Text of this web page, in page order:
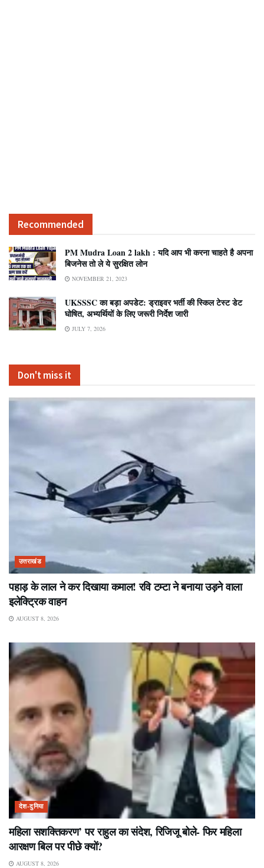
Recommended
PM Mudra Loan 2 lakh : यदि आप भी करना चाहते है अपना
बिजनेस तो ले ये सुरक्षित लोन
NOVEMBER 21, 2023
UKSSSC का बड़ा अपडेट: ड्राइवर भर्ती की स्किल टेस्ट डेट
घोषित, अभ्यर्थियों के लिए जरूरी निर्देश जारी
JULY 7, 2026
Don't miss it
उत्तराखंड
पहाड़ के लाल ने कर दिखाया कमाल! रवि टम्टा ने बनाया उड़ने वाला
इलेक्ट्रिक वाहन
AUGUST 8, 2026
देश-दुनिया
महिला सशक्तिकरण’ पर राहुल का संदेश, रिजिजू बोले- फिर महिला
आरक्षण बिल पर पीछे क्यों?
AUGUST 8, 2026